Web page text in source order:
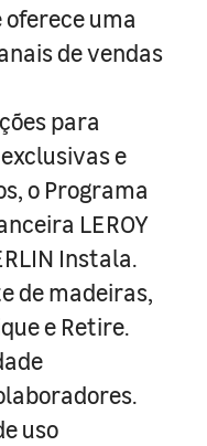
oferece uma
de vendas
para
e
o Programa
LEROY
Instala.
de madeiras,
e Retire.
uso